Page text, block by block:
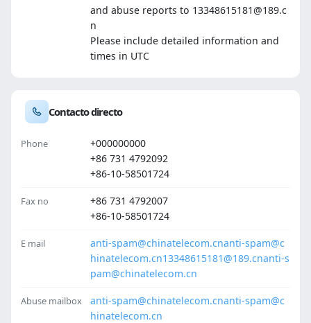
and abuse reports to 13348615181@189.c
n
Please include detailed information and
times in UTC
Contacto directo
Phone
+000000000
+86 731 4792092
+86-10-58501724
Fax no
+86 731 4792007
+86-10-58501724
E mail anti-spam@chinatelecom.cnanti-spam@c
hinatelecom.cn13348615181@189.cnanti-s
pam@chinatelecom.cn
Abuse mailbox anti-spam@chinatelecom.cnanti-spam@c
hinatelecom.cn